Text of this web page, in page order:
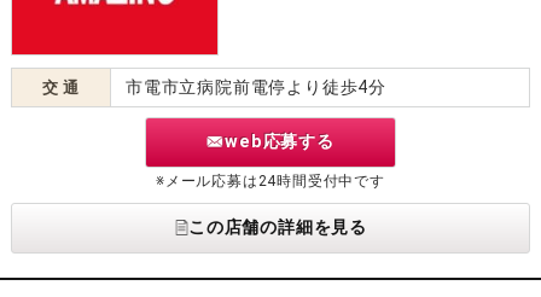
交 通 市電市立病院前電停より徒歩4分
web応募する
※メール応募は24時間受付中です
この店舗の詳細を見る